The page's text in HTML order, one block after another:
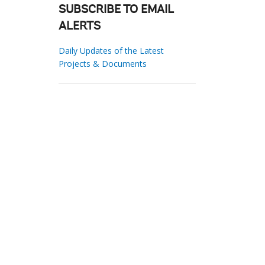
SUBSCRIBE TO EMAIL
ALERTS
Daily Updates of the Latest
Projects & Documents